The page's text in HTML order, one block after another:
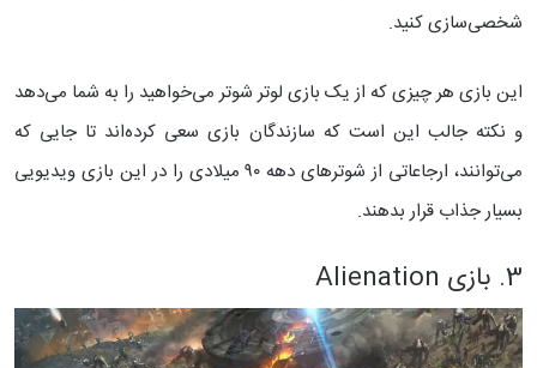
شخصی‌سازی کنید.
این بازی هر چیزی که از یک بازی لوتر شوتر می‌خواهید را به شما می‌دهد
و نکته جالب این است که سازندگان بازی سعی کرده‌اند تا جایی که
می‌توانند، ارجاعاتی از شوترهای دهه ۹۰ میلادی را در این بازی ویدیویی
بسیار جذاب قرار بدهند.
3. بازی Alienation